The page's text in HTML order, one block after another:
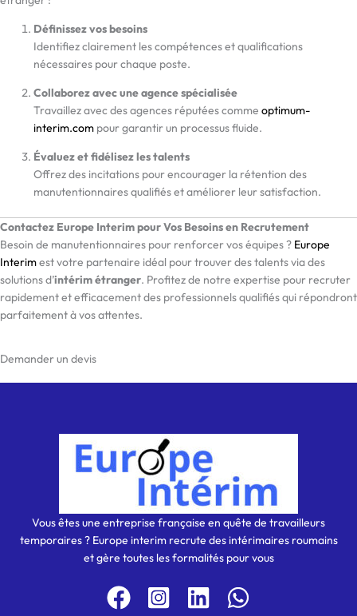
Définissez vos besoins
Identifiez clairement les compétences et qualifications
nécessaires pour chaque poste.
Collaborez avec une agence spécialisée
Travaillez avec des agences réputées comme optimum-
interim.com pour garantir un processus fluide.
Évaluez et fidélisez les talents
Offrez des incitations pour encourager la rétention des
manutentionnaires qualifiés et améliorer leur satisfaction.
Contactez Europe Interim pour Vos Besoins en Recrutement
Besoin de manutentionnaires pour renforcer vos équipes ? Europe
Interimest votre partenaire idéal pour trouver des talents via des
solutions d’intérim étranger. Profitez de notre expertise pour recruter
rapidement et efficacement des professionnels qualifiés qui répondront
parfaitement à vos attentes.
Demander un devis
Vous êtes une entreprise française en quête de travailleurs
temporaires ? Europe interim recrute des intérimaires roumains
et gère toutes les formalités pour vous